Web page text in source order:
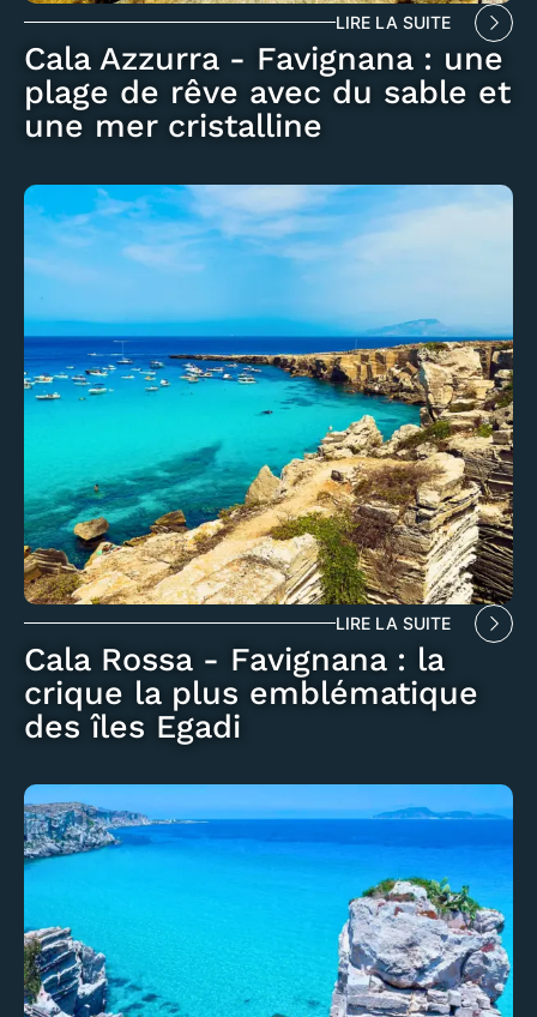
LIRE LA SUITE
Cala Azzurra - Favignana : une
plage de rêve avec du sable et
une mer cristalline
LIRE LA SUITE
Cala Rossa - Favignana : la
crique la plus emblématique
des îles Egadi